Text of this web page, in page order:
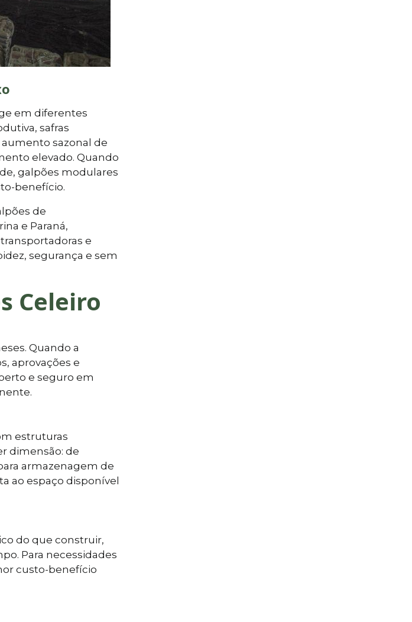
em diferentes
safras
sazonal de
elevado. Quando
galpões modulares
benefício.
de
e Paraná,
e
segurança e sem
Celeiro
Quando a
aprovações e
e seguro em
estruturas
dimensão: de
armazenagem de
ao espaço disponível
do que construir,
Para necessidades
custo-benefício